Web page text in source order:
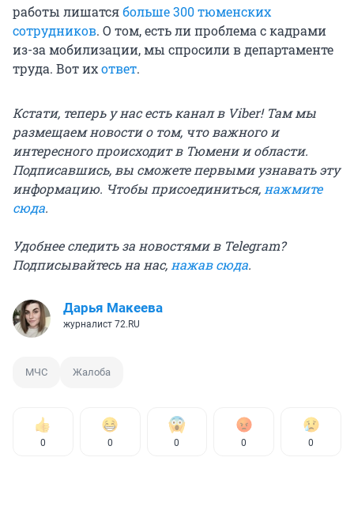
работы лишатсябольше 300 тюменских
сотрудников. О том, есть ли проблема с кадрами
из-за мобилизации, мы спросили в департаменте
труда. Вот ихответ.
Кстати, теперь у нас есть канал в Viber! Там мы
размещаем новости о том, что важного и
интересного происходит в Тюмени и области.
Подписавшись, вы сможете первыми узнавать эту
информацию. Чтобы присоединиться,нажмите
сюда.
Удобнее следить за новостями в Telegram?
Подписывайтесь на нас,нажав сюда.
Дарья Макеева
журналист 72.RU
МЧС Жалоба
0 0 0 0 0